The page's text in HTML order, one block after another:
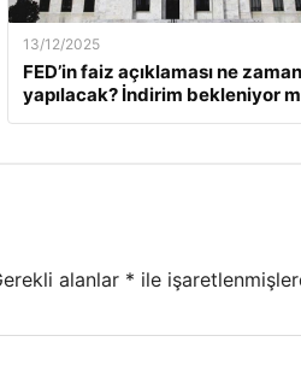
13/12/2025
FED’in faiz açıklaması ne zaman
yapılacak? İndirim bekleniyor
alanlar * ile